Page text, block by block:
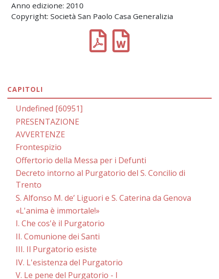
Anno edizione: 2010
Copyright: Società San Paolo Casa Generalizia
CAPITOLI
Undefined [60951]
PRESENTAZIONE
AVVERTENZE
Frontespizio
Offertorio della Messa per i Defunti
Decreto intorno al Purgatorio del S. Concilio di
Trento
S. Alfonso M. de’ Liguori e S. Caterina da Genova
«L'anima è immortale!»
I. Che cos'è il Purgatorio
II. Comunione dei Santi
III. Il Purgatorio esiste
IV. L'esistenza del Purgatorio
V. Le pene del Purgatorio - I